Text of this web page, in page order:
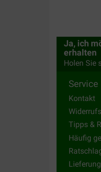
Ja, ich
erhalten
Holen Sie
Service
Kontakt
Tipps &
Häufig